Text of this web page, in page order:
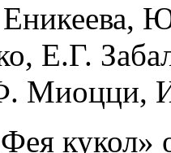
Еникеева,
Е.Г.
Миоцци,
кукол»